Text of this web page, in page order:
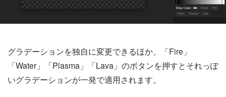
グラデーションを独自に変更できるほか、「Fire」
「Water」「Plasma」「Lava」のボタンを押すとそれっぽ
いグラデーションが一発で適用されます。